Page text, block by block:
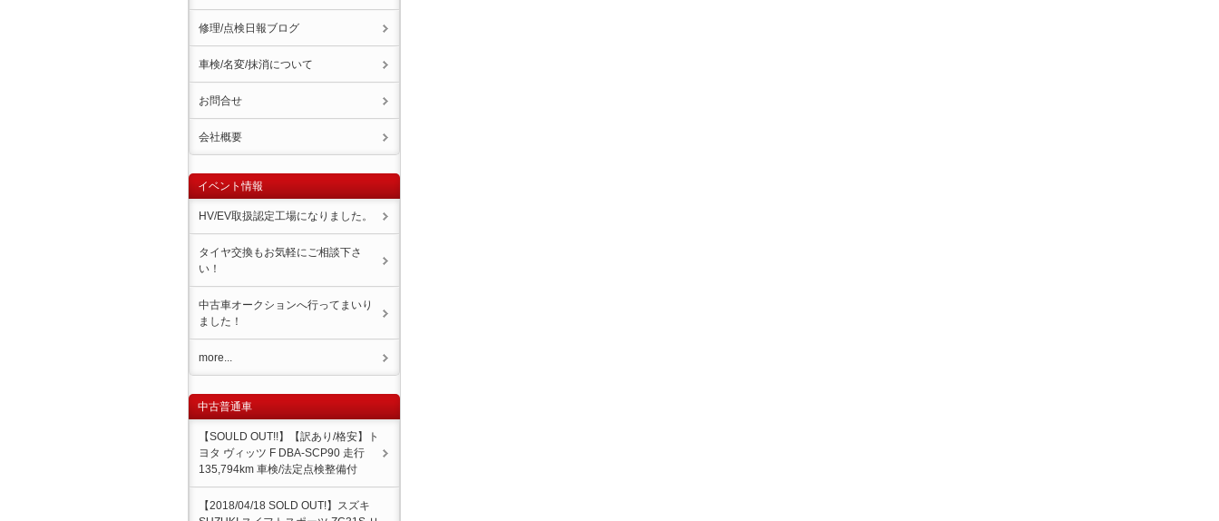
修理/点検日報ブログ
車検/名変/抹消について
お問合せ
会社概要
イベント情報
HV/EV取扱認定工場になりました。
タイヤ交換もお気軽にご相談下さ
い！
中古車オークションへ行ってまいり
ました！
more...
中古普通車
【SOULD OUT!!】【訳あり/格安】ト
ヨタ ヴィッツ F DBA-SCP90 走行
135,794km 車検/法定点検整備付
【2018/04/18 SOLD OUT!】スズキ